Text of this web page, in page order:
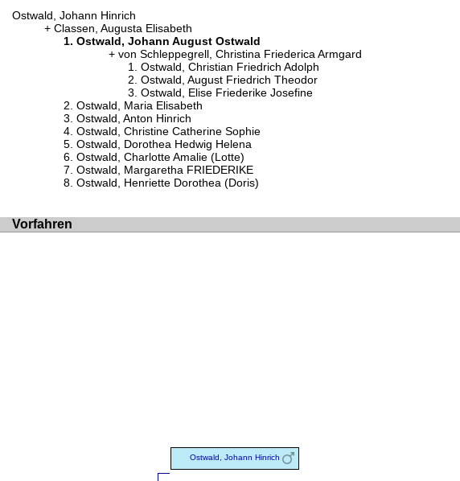
Ostwald, Johann Hinrich
Classen, Augusta Elisabeth
Ostwald, Johann August Ostwald
von Schleppegrell, Christina Friederica Armgard
Ostwald, Christian Friedrich Adolph
Ostwald, August Friedrich Theodor
Ostwald, Elise Friederike Josefine
Ostwald, Maria Elisabeth
Ostwald, Anton Hinrich
Ostwald, Christine Catherine Sophie
Ostwald, Dorothea Hedwig Helena
Ostwald, Charlotte Amalie (Lotte)
Ostwald, Margaretha FRIEDERIKE
Ostwald, Henriette Dorothea (Doris)
Vorfahren
Ostwald, Johann Hinrich